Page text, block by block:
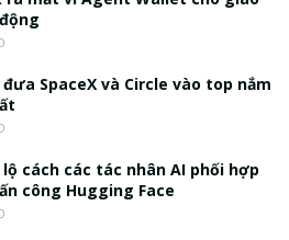
SpaceX và Circle vào top nắm
lộ cách các tác nhân AI phối hợp
công Hugging Face